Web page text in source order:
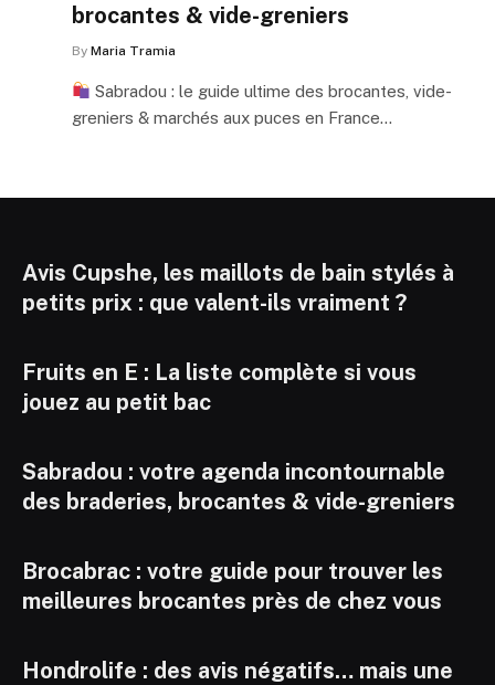
brocantes & vide-greniers
By Maria Tramia
Sabradou : le guide ultime des brocantes, vide-
greniers & marchés aux puces en France…
Avis Cupshe, les maillots de bain stylés à
petits prix : que valent-ils vraiment ?
Fruits en E : La liste complète si vous
jouez au petit bac
Sabradou : votre agenda incontournable
des braderies, brocantes & vide-greniers
Brocabrac : votre guide pour trouver les
meilleures brocantes près de chez vous
Hondrolife : des avis négatifs… mais une